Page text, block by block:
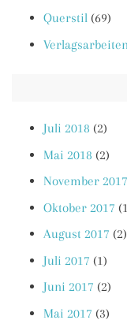
Querstil (69)
Juli 2018 (2)
Mai 2018 (2)
November 2017
Oktober 2017
August 2017 (2)
Juli 2017 (1)
Juni 2017 (2)
Mai 2017 (3)